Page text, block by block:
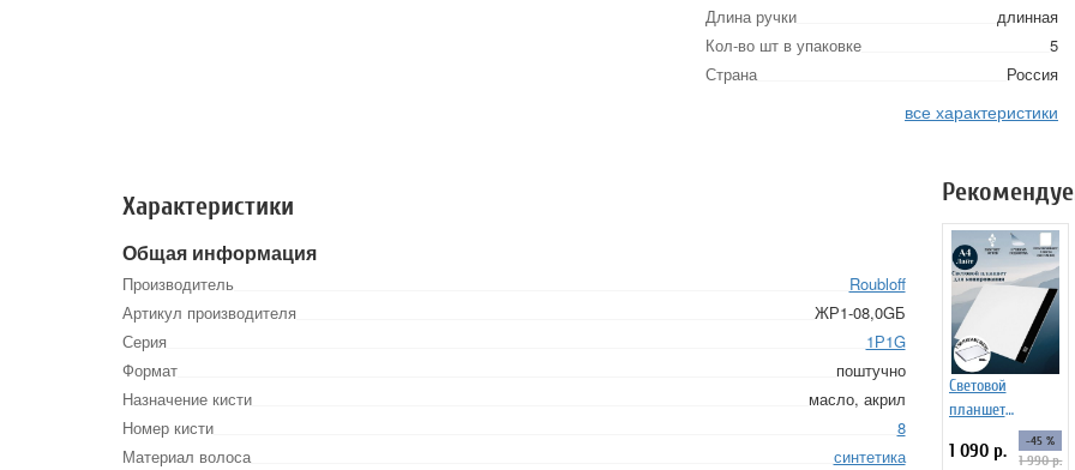
Длина ручки
длинная
Кол-во шт в упаковке
5
Страна
Россия
все характеристики
Характеристики
Общая информация
Производитель
Roubloff
Артикул производителя
ЖР1-08,0GБ
Серия
1Р1G
Формат
поштучно
Назначение кисти
масло, акрил
Номер кисти
8
Материал волоса
синтетика
Световой
планшет
ArtPinOk А4
"Лайт"
1 090 р. -45 %
1 990 р.